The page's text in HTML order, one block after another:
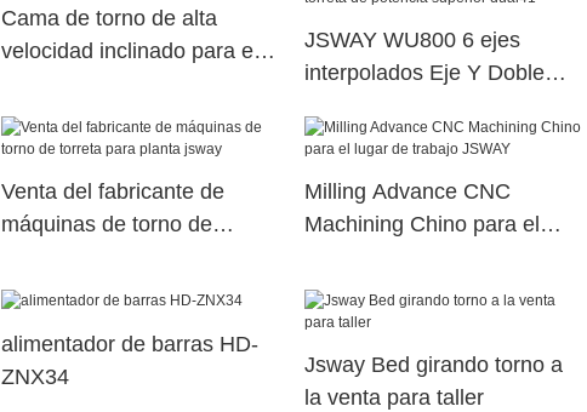
Cama de torno de alta
velocidad inclinado para el
JSWAY WU800 6 ejes
interpolados Eje Y Doble
torreta de potencia superior
Venta del fabricante de
máquinas de torno de
Milling Advance CNC
Machining Chino para el
alimentador de barras HD-
ZNX34
Jsway Bed girando torno a
la venta para taller